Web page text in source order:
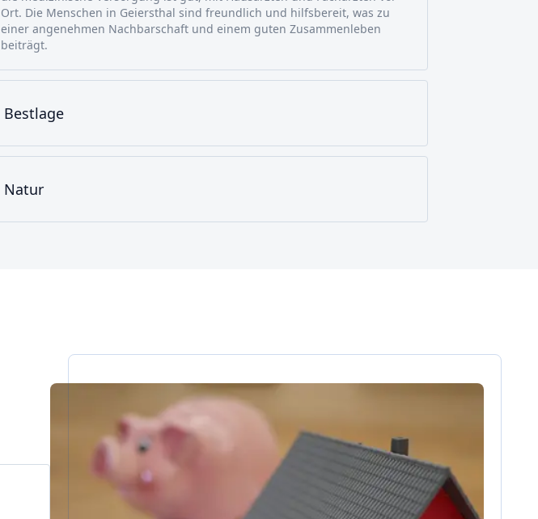
Ort. Die Menschen in Geiersthal sind freundlich und hilfsbereit, was zu
einer angenehmen Nachbarschaft und einem guten Zusammenleben
beiträgt.
Bestlage
Natur